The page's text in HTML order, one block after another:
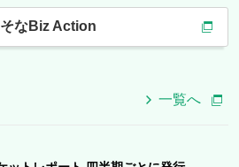
そなBiz Action
一覧へ